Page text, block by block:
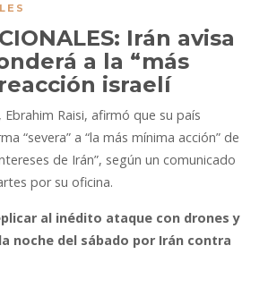
Irán avisa
a la “más
israelí
Ebrahim Raisi, afirmó que su país
“severa” a “la más mínima acción” de
de Irán”, según un comunicado
por su oficina.
al inédito ataque con drones y
noche del sábado por Irán contra